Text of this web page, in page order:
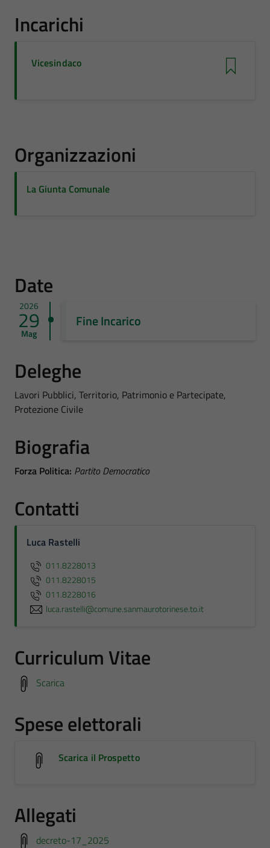
Incarichi
Vicesindaco
Organizzazioni
La Giunta Comunale
Date
2026
29
Mag
Fine Incarico
Deleghe
Lavori Pubblici, Territorio, Patrimonio e Partecipate,
Protezione Civile
Biografia
Forza Politica: Partito Democratico
Contatti
Luca Rastelli
011.8228013
011.8228015
011.8228016
luca.rastelli@comune.sanmaurotorinese.to.it
Curriculum Vitae
Scarica
Spese elettorali
Scarica il Prospetto
Allegati
decreto-17_2025